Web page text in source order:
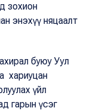
зохион
энэхүү няцаалт
буюу Уул
хариуцан
үйл
гарын үсэг